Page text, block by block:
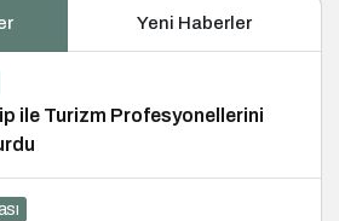
Yeni Haberler
ile Turizm Profesyonellerini